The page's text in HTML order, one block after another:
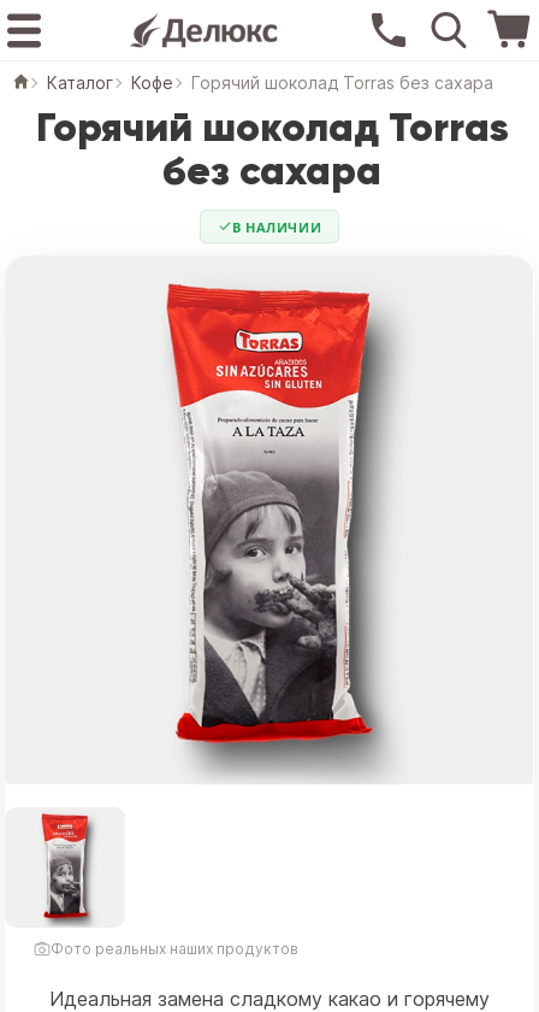
Каталог Кофе Горячий шоколад Torras без сахара
Горячий шоколад Torras
без сахара
В НАЛИЧИИ
Фото реальных наших продуктов
Идеальная замена сладкому какао и горячему